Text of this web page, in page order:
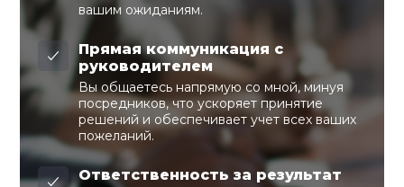
вашим ожиданиям.
Прямая коммуникация с
руководителем
Вы общаетесь напрямую со мной, минуя
посредников, что ускоряет принятие
решений и обеспечивает учет всех ваших
пожеланий.
Ответственность за результат